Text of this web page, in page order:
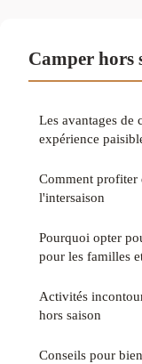
Camper hors
Les avantages de
expérience
Comment profiter
l'intersaison
Pourquoi opter
pour les familles
Activités
hors saison
Conseils pour